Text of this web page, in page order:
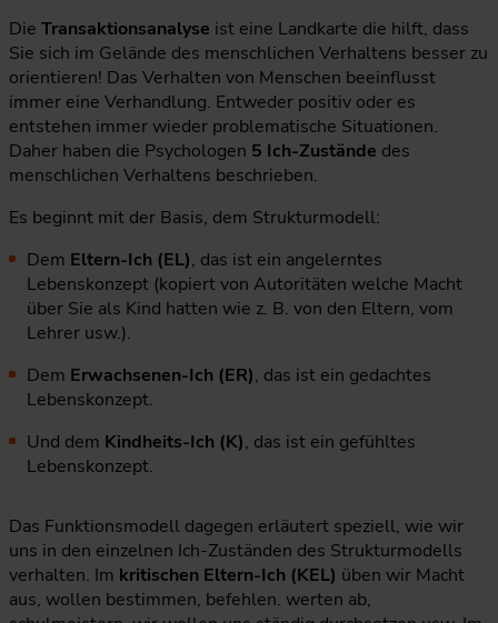
Die Transaktionsanalyse ist eine Landkarte die hilft, dass
Sie sich im Gelände des menschlichen Verhaltens besser zu
orientieren! Das Verhalten von Menschen beeinflusst
immer eine Verhandlung. Entweder positiv oder es
entstehen immer wieder problematische Situationen.
Daher haben die Psychologen 5 Ich-Zustände des
menschlichen Verhaltens beschrieben.
Es beginnt mit der Basis, dem Strukturmodell:
Dem Eltern-Ich (EL), das ist ein angelerntes
Lebenskonzept (kopiert von Autoritäten welche Macht
über Sie als Kind hatten wie z. B. von den Eltern, vom
Lehrer usw.).
Dem Erwachsenen-Ich (ER), das ist ein gedachtes
Lebenskonzept.
Und dem Kindheits-Ich (K), das ist ein gefühltes
Lebenskonzept.
Das Funktionsmodell dagegen erläutert speziell, wie wir
uns in den einzelnen Ich-Zuständen des Strukturmodells
verhalten. Im kritischen Eltern-Ich (KEL) üben wir Macht
aus, wollen bestimmen, befehlen. werten ab,